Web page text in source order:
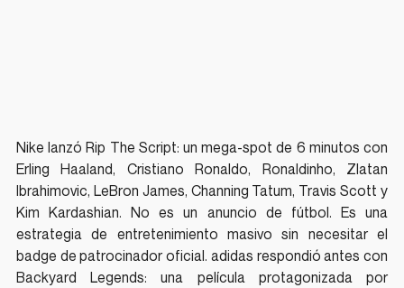
Nike lanzó Rip The Script: un mega-spot de 6 minutos con
Erling Haaland, Cristiano Ronaldo, Ronaldinho, Zlatan
Ibrahimovic, LeBron James, Channing Tatum, Travis Scott y
Kim Kardashian. No es un anuncio de fútbol. Es una
estrategia de entretenimiento masivo sin necesitar el
badge de patrocinador oficial. adidas respondió antes con
Backyard Legends: una película protagonizada por